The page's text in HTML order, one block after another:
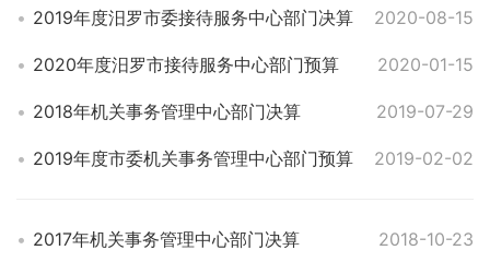
2019年度汨罗市委接待服务中心部门决算 2020-08-15
2020年度汨罗市接待服务中心部门预算 2020-01-15
2018年机关事务管理中心部门决算 2019-07-29
2019年度市委机关事务管理中心部门预算 2019-02-02
2017年机关事务管理中心部门决算 2018-10-23